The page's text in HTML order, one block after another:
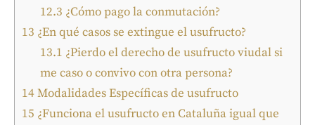
12.3 ¿Cómo pago la conmutación?
13 ¿En qué casos se extingue el usufructo?
13.1 ¿Pierdo el derecho de usufructo viudal si
me caso o convivo con otra persona?
14Modalidades Específicas de usufructo
15 ¿Funciona el usufructo en Cataluña igual que